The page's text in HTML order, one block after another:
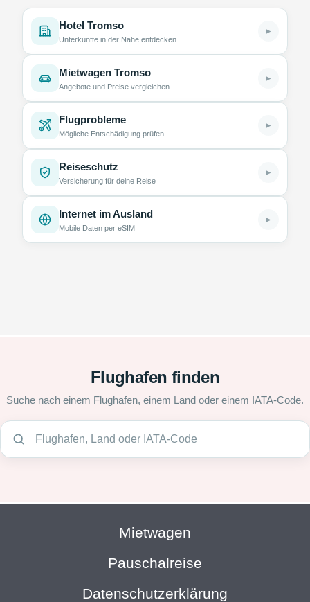
Hotel Tromso
Unterkünfte in der Nähe entdecken
►
Mietwagen Tromso
Angebote und Preise vergleichen
►
Flugprobleme
Mögliche Entschädigung prüfen
►
Reiseschutz
Versicherung für deine Reise
►
Internet im Ausland
Mobile Daten per eSIM
►
Flughafen finden
Suche nach einem Flughafen, einem Land oder einem IATA-Code.
Mietwagen
Pauschalreise
Datenschutzerklärung